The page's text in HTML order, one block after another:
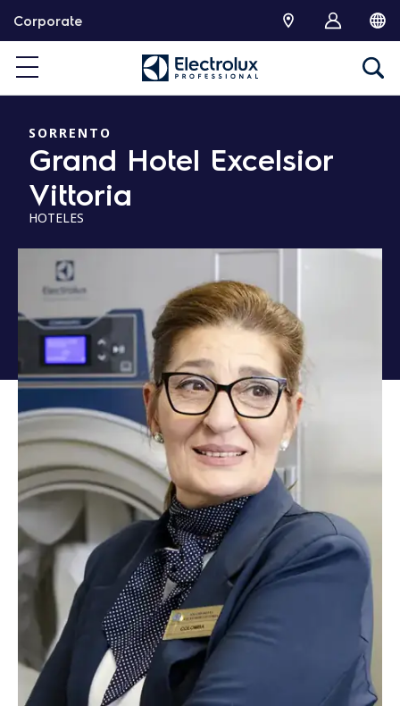
t
Corporate
SORRENTO
Grand Hotel Excelsior
Vittoria
HOTELES